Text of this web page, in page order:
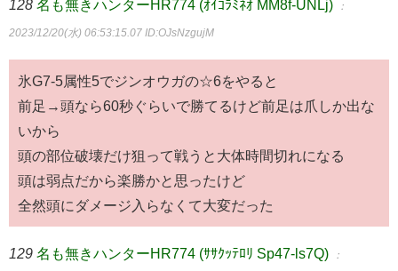
128 名も無きハンターHR774 (ｵｲｺﾗﾐﾈｵ MM8f-UNLj) ：
2023/12/20(水) 06:53:15.07 ID:OJsNzgujM
氷G7-5属性5でジンオウガの☆6をやると
前足→頭なら60秒ぐらいで勝てるけど前足は爪しか出な
いから
頭の部位破壊だけ狙って戦うと大体時間切れになる
頭は弱点だから楽勝かと思ったけど
全然頭にダメージ入らなくて大変だった
129 名も無きハンターHR774 (ｻｻｸｯﾃﾛﾘ Sp47-ls7Q) ：